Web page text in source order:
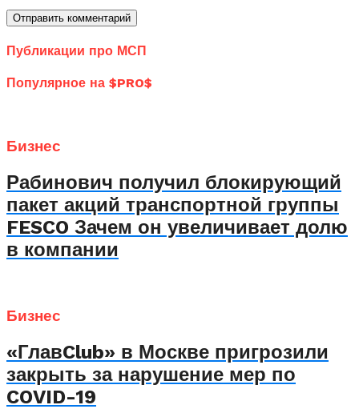
Публикации про МСП
Популярное на $PRO$
Бизнес
Рабинович получил блокирующий
пакет акций транспортной группы
FESCO Зачем он увеличивает долю
в компании
Бизнес
«ГлавClub» в Москве пригрозили
закрыть за нарушение мер по
COVID-19